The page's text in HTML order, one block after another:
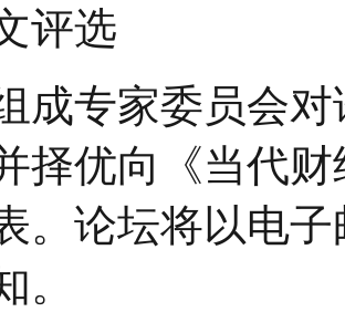
评选
成专家委员会
择优向《当代
。论坛将以电
。